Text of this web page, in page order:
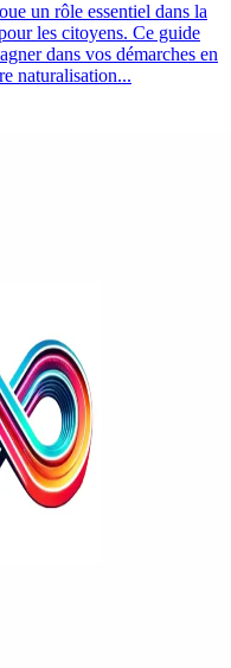
un rôle essentiel dans la
les citoyens. Ce guide
dans vos démarches en
naturalisation...